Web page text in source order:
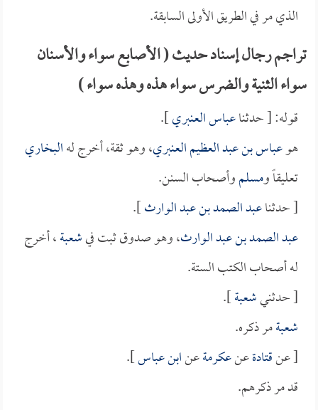
الذي مر في الطريق الأولى السابقة.
تراجم رجال إسناد حديث ( الأصابع سواء والأسنان
سواء الثنية والضرس سواء هذه وهذه سواء )
قوله: [ حدثناعباس العنبري].
هوعباس بن عبد العظيم العنبري، وهو ثقة، أخرج لهالبخاري
تعليقاً ومسلموأصحاب السنن.
[ حدثناعبد الصمد بن عبد الوارث].
عبد الصمد بن عبد الوارث، وهو صدوق ثبت فيشعبة، أخرج
له أصحاب الكتب الستة.
[ حدثنيشعبة].
شعبةمر ذكره.
[ عنقتادةعنعكرمةعنابن عباس].
قد مر ذكرهم.